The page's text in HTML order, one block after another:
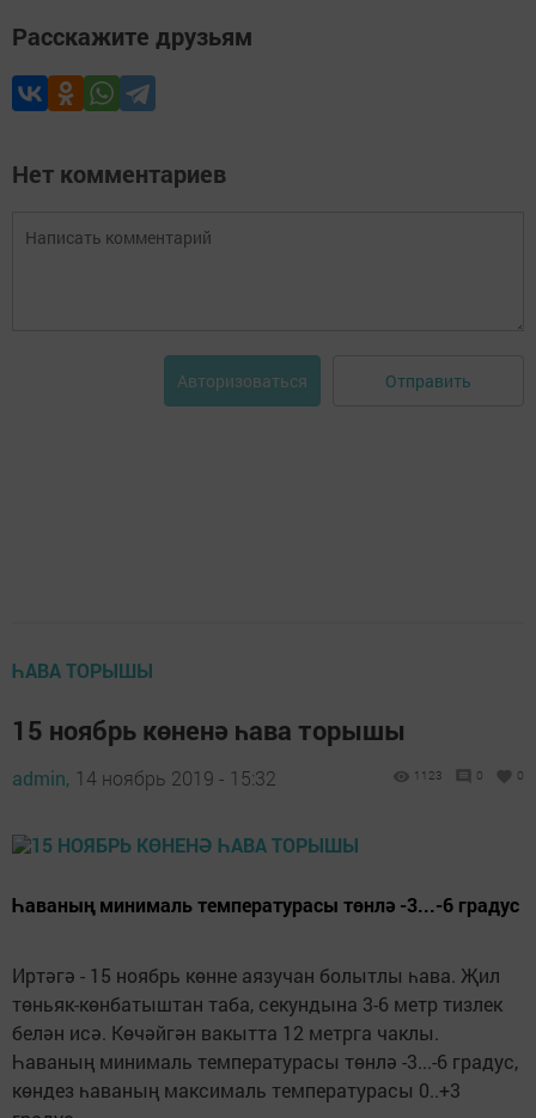
Расскажите друзьям
Нет комментариев
Авторизоваться Отправить
ҺАВА ТОРЫШЫ
15 ноябрь көненә һава торышы
admin, 14 ноябрь 2019 - 15:32 1123 0 0
Һаваның минималь температурасы төнлә -3...-6 градус
Иртәгә - 15 ноябрь көнне аязучан болытлы һава. Җил
төньяк-көнбатыштан таба, секундына 3-6 метр тизлек
белән исә. Көчәйгән вакытта 12 метрга чаклы.
Һаваның минималь температурасы төнлә -3...-6 градус,
көндез һаваның максималь температурасы 0..+3